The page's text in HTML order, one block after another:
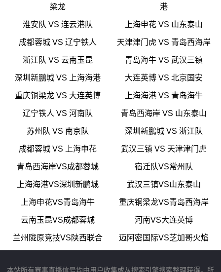
梁龙
港
淮安队 VS 连云港队 上海申花 VS 山东泰山
成都蓉城 VS 辽宁铁人 天津津门虎 VS 青岛西海岸
浙江队 VS 云南玉昆 青岛海牛 VS 武汉三镇
深圳新鵬城 VS 上海海港 大连英博 VS 北京国安
重庆铜梁龙 VS 大连英博 上海海港 VS 青岛海牛
辽宁铁人 VS 河南队 青岛西海岸 VS 山东泰山
苏州队 VS 南京队 深圳新鵬城 VS 浙江队
成都蓉城 VS 上海申花 武汉三镇 VS 天津津门虎
青岛西海岸VS成都蓉城 宿迁队VS常州队
上海海港VS深圳新鹏城 武汉三镇VS山东泰山
上海申花VS青岛海牛 重庆铜梁龙VS青岛西海岸
云南玉昆VS成都蓉城 河南VS大连英博
兰州陇原竞技VS陕西联合 迈阿密国际VS芝加哥火焰
本站所有赛事直播信号均由用户收集或从搜索引擎搜索整理获得，所